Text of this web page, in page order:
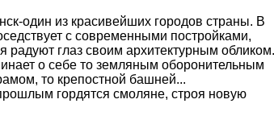
один из красивейших городов страны. В
с современными постройками,
радуют глаз своим архитектурным обликом.
о себе то земляным оборонительным
то крепостной башней...
гордятся смоляне, строя новую